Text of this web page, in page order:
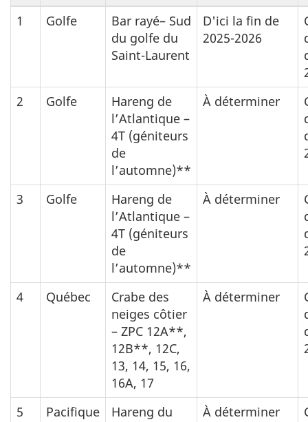
1
Golfe
Bar rayé– Sud
du golfe du
Saint-Laurent
D'ici la fin de
2025-2026
2
Golfe
Hareng de
l’Atlantique –
4T (géniteurs
de
l’automne)**
À déterminer
3 Golfe
Hareng de
l’Atlantique –
4T (géniteurs
de
l’automne)**
À déterminer
4 Québec
Crabe des
neiges côtier
– ZPC 12A**,
12B**, 12C,
13, 14, 15, 16,
16A, 17
À déterminer
5 Pacifique
Hareng du
À déterminer